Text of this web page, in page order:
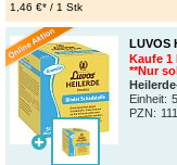
1,46 €* / 1 Stk
LUVOS
Kaufe
**Nur
Einheit:
PZN: